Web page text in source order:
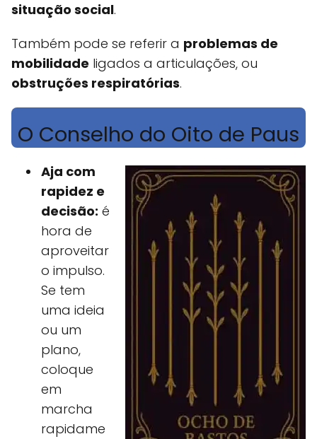
situação social.
Também pode se referir a problemas de
mobilidade ligados a articulações, ou
obstruções respiratórias.
O Conselho do Oito de Paus
Aja com
rapidez e
decisão: é
hora de
aproveitar
o impulso.
Se tem
uma ideia
ou um
plano,
coloque
em
marcha
rapidame